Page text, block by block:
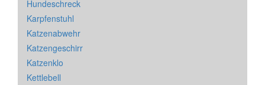
Hundeschreck
Karpfenstuhl
Katzenabwehr
Katzengeschirr
Katzenklo
Kettlebell